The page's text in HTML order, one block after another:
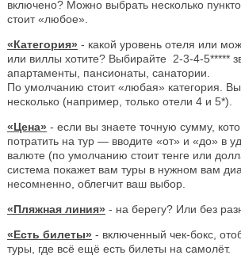
включено? Можно выбрать несколько
стоит «любое».
«Категория» - какой уровень отеля или
или виллы хотите? Выбирайте 2-3-4-5*****
апартаменты, пансионаты, санатории.
По умолчанию стоит «любая» категория.
несколько (например, только отели 4 и 5*).
«Цена» - если вы знаете точную сумму,
потратить на тур — вводите «от» и «до» в
валюте (по умолчанию стоит тенге или
система покажет вам туры в нужном вам
несомненно, облегчит ваш выбор.
«Пляжная линия» - на берегу? Или без
«Есть билеты» - включенный чек-бокс,
туры, где всё ещё есть билеты на самолёт.